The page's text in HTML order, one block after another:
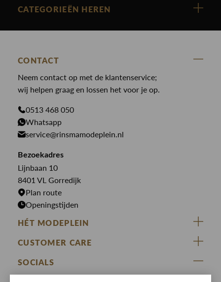
Cast Iron
State Of Art
Paul en Shark
Genti
PME Legend
Butcher of Blue
Bekijk alle merken >
Nieuw binnen
Blouses
Broeken
Gilets
Jassen
Jeans
Jurken
Rokken
CATEGORIEËN HEREN
Broeken
Colberts
Giftcards
Jassen
Overhemden
T-shirts
CONTACT
Neem contact op met de klantenservice;
wij helpen graag en lossen het voor je op.
0513 468 050
Whatsapp
service@rinsmamodeplein.nl
Bezoekadres
Lijnbaan 10
8401 VL Gorredijk
Plan route
Openingstijden
HÉT MODEPLEIN
ZIJ VAN RINSMA
DE HEEREN VAN RINSMA
RINSMA.CONCEPTS
CUSTOMER CARE
Veelgestelde vragen
SOCIALS